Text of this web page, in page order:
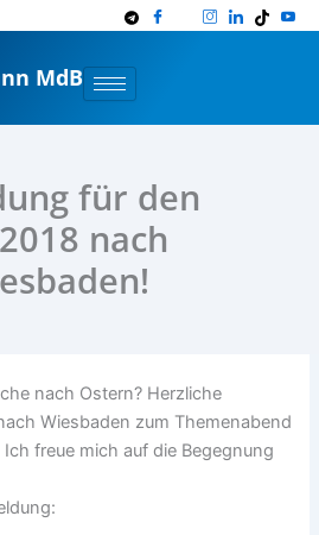
MdB
für den
nach
nach Ostern? Herzliche
Wiesbaden zum Themenabend
Ich freue mich auf die Begegnung